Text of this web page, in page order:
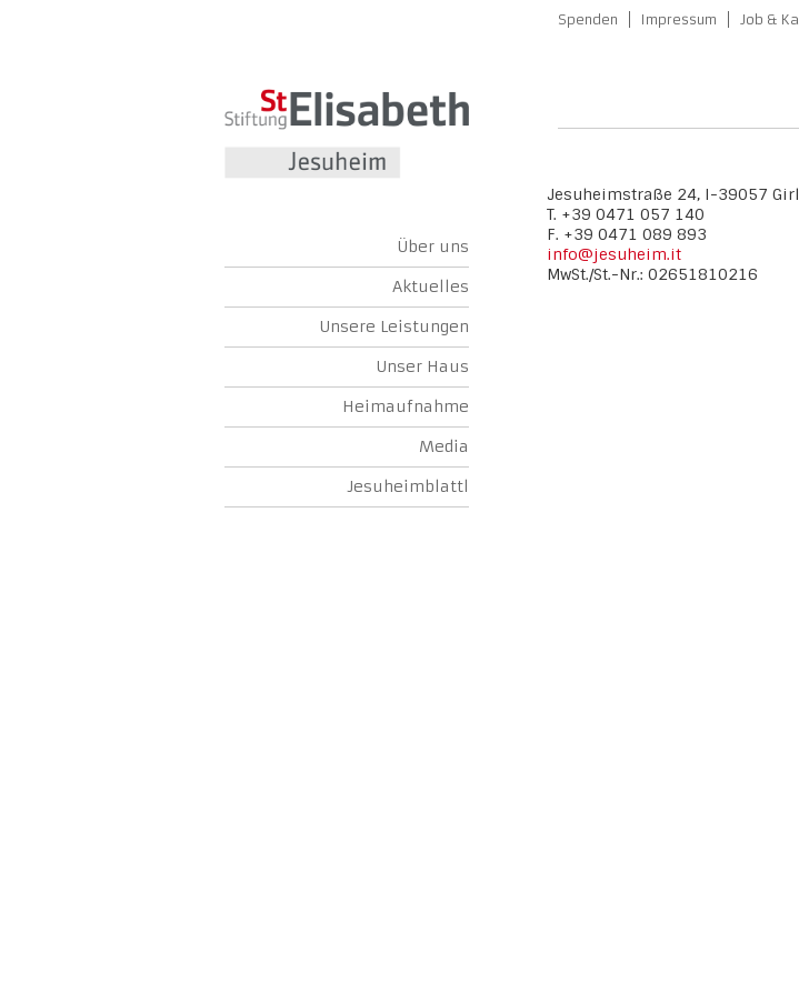
Spenden Impressum Job &
Über uns
Aktuelles
Unsere Leistungen
Unser Haus
Heimaufnahme
Media
Jesuheimblattl
Jesuheimstraße 24, I-39057
T. +39 0471 057 140
F. +39 0471 089 893
info@jesuheim.it
MwSt./St.-Nr.: 02651810216